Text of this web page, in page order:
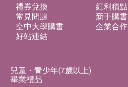
禮券兌換
紅利積點
常見問題
新手購書
空中大學購書
企業合作
好站連結
兒童・青少年(7歲以上)
畢業禮品